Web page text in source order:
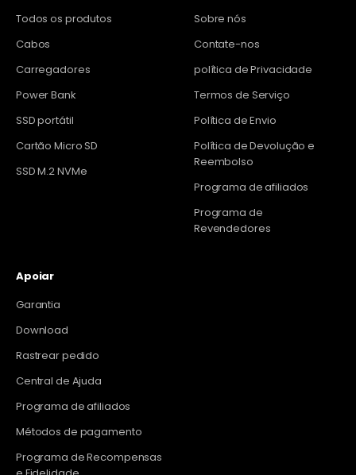
Todos os produtos
Cabos
Carregadores
Power Bank
SSD portátil
Cartão Micro SD
SSD M.2 NVMe
Sobre nós
Contate-nos
política de Privacidade
Termos de Serviço
Política de Envio
Política de Devolução e
Reembolso
Programa de afiliados
Programa de
Revendedores
Apoiar
Garantia
Download
Rastrear pedido
Central de Ajuda
Programa de afiliados
Métodos de pagamento
Programa de Recompensas